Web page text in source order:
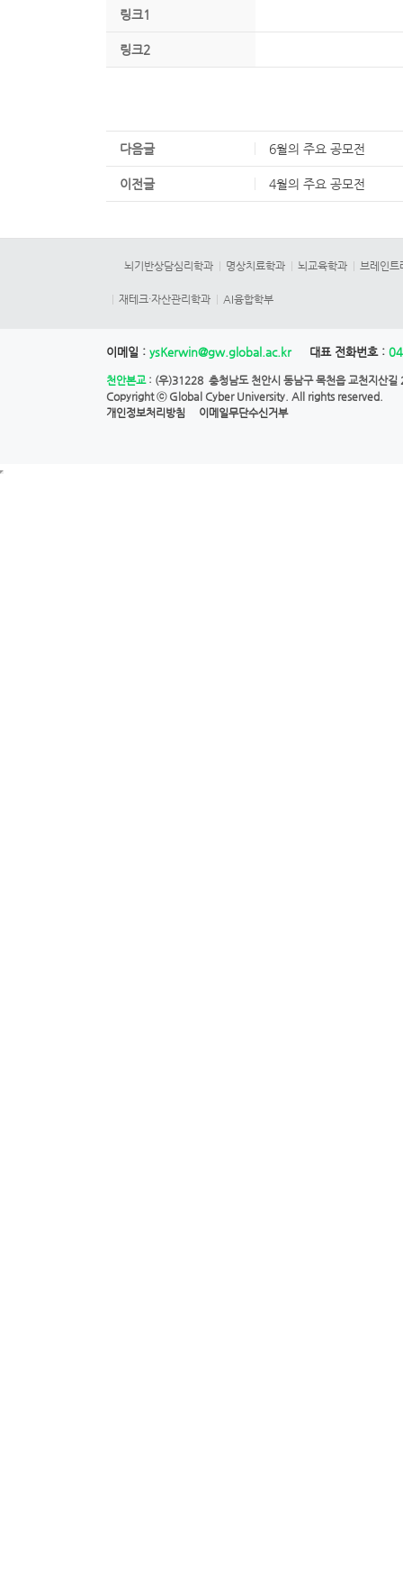
링크1
링크2
다음글 6월의 주요 공모전
이전글 4월의 주요 공모전
뇌기반상담심리학과 명상치료학과 뇌교육학과 브레인트
재테크·자산관리학과 AI융합학부
이메일 : ysKerwin@gw.global.ac.kr 대표 전화번호 :
천안본교: (우)31228 충청남도 천안시 동남구 목천읍 교천지산
Copyright ⓒ Global Cyber University. All rights reserved.
개인정보처리방침
이메일무단수신거부